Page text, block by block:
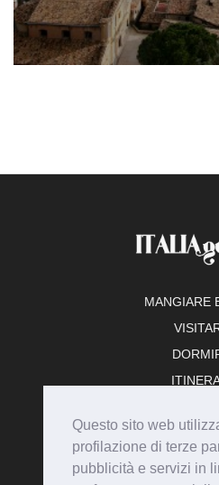
Questo sito web
profilazione di terze
pubblicità e servizi in
MANGIARE